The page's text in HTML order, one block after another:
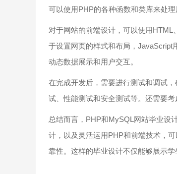
可以使用PHP的各种函数和类库来处
对于网站的前端设计，可以使用
于设置网页的样式和布局，JavaScript
动态数据展示和用户交互。
在完成开发后，需要进行测试和调试
试、性能测试和安全测试等。还需要
总结而言，PHP和MySQL网站毕业设
计，以及灵活运用PHP和前端技术，
靠性。这样的毕业设计不仅能够展示